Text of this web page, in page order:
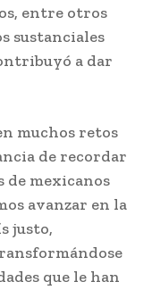
entre otros
sustanciales
a dar
muchos retos
de recordar
de mexicanos
avanzar en la
justo,
que le han